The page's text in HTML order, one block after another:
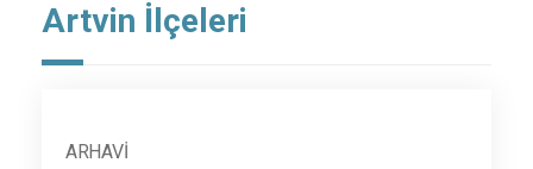
Artvin İlçeleri
ARHAVI